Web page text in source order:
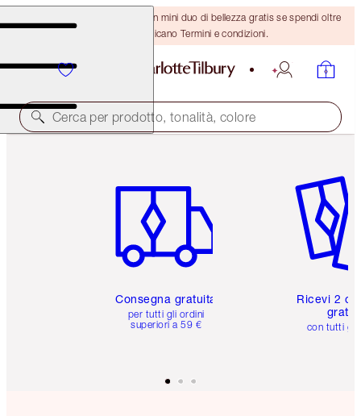
ULTIMA OCCASIONE! Ricevi un mini duo di bellezza gratis se spendi oltre
110 €! Si applicano Termini e condizioni.
Cerca per prodotto, tonalità, colore
Consegna gratuita
per tutti gli ordini
superiori a 59 €
Ricevi 2
con tutti gli